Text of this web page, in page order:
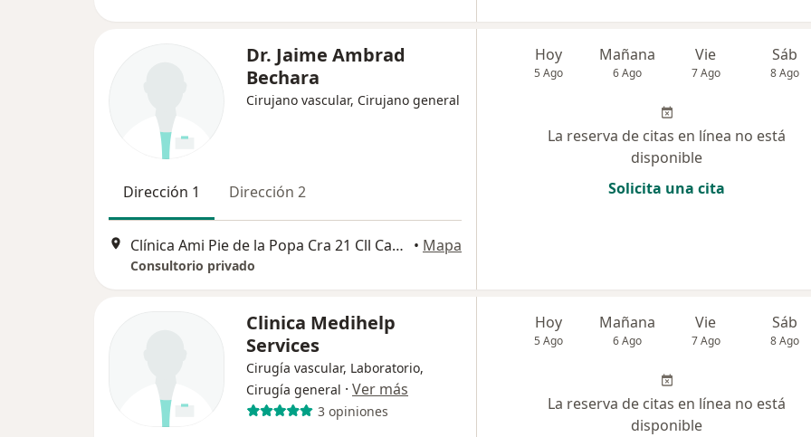
Dr. Jaime Ambrad
Bechara
Cirujano vascular, Cirujano general
Dirección 1 Dirección 2
Clínica Ami Pie de la Popa Cra 21 Cll Candelaria 30-29 Cons 305, Cartagena • Mapa
Consultorio privado
Hoy
5 Ago
Mañana
6 Ago
Vie
7 Ago
Sáb
8 Ago
La reserva de citas en línea no está
disponible
Solicita una cita
Clinica Medihelp
Services
Cirugía vascular, Laboratorio,
Cirugía general · Ver más
3 opiniones
Hoy
5 Ago
Mañana
6 Ago
Vie
7 Ago
Sáb
8 Ago
La reserva de citas en línea no está
disponible